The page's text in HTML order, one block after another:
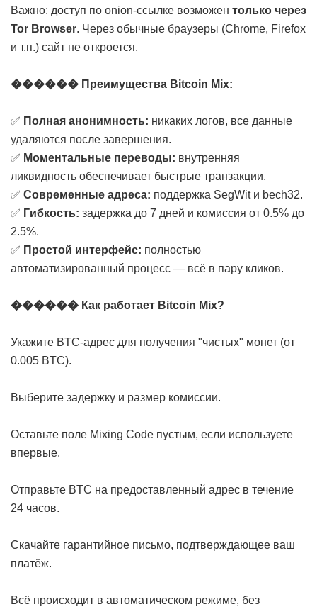
Важно: доступ по onion-ссылке возможен только через
Tor Browser. Через обычные браузеры (Chrome, Firefox
и т.п.) сайт не откроется.
������ Преимущества Bitcoin Mix:
✅ Полная анонимность: никаких логов, все данные
удаляются после завершения.
✅ Моментальные переводы: внутренняя
ликвидность обеспечивает быстрые транзакции.
✅ Современные адреса: поддержка SegWit и bech32.
✅ Гибкость: задержка до 7 дней и комиссия от 0.5% до
2.5%.
✅ Простой интерфейс: полностью
автоматизированный процесс — всё в пару кликов.
������ Как работает Bitcoin Mix?
Укажите BTC-адрес для получения "чистых" монет (от
0.005 BTC).
Выберите задержку и размер комиссии.
Оставьте поле Mixing Code пустым, если используете
впервые.
Отправьте BTC на предоставленный адрес в течение
24 часов.
Скачайте гарантийное письмо, подтверждающее ваш
платёж.
Всё происходит в автоматическом режиме, без